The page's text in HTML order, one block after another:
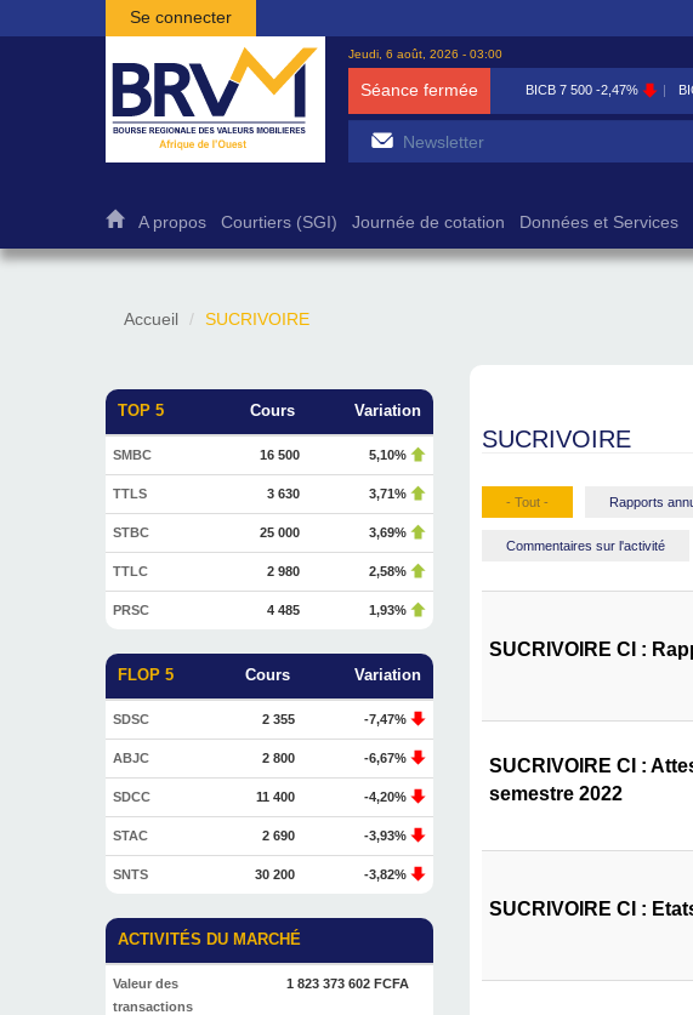
Aller au contenu principal
Se connecter
Jeudi, 6 août, 2026 - 03:00
Séance fermée
BICB 7 500 -2,47% BICC 29 000 0,00%
A propos Courtiers (SGI) Journée de cotation Données et Services
Accueil SUCRIVOIRE
TOP 5 Cours Variation
SMBC 16 500 5,10%
TTLS 3 630 3,71%
STBC 25 000 3,69%
TTLC 2 980 2,58%
PRSC 4 485 1,93%
FLOP 5 Cours Variation
SDSC 2 355 -7,47%
ABJC 2 800 -6,67%
SDCC 11 400 -4,20%
STAC 2 690 -3,93%
SNTS 30 200 -3,82%
ACTIVITÉS DU MARCHÉ
Valeur des
transactions
1 823 373 602 FCFA
SUCRIVOIRE
- Tout - Rapports
Commentaires sur l'activité
SUCRIVOIRE CI :
SUCRIVOIRE CI :
semestre 2022
SUCRIVOIRE CI :